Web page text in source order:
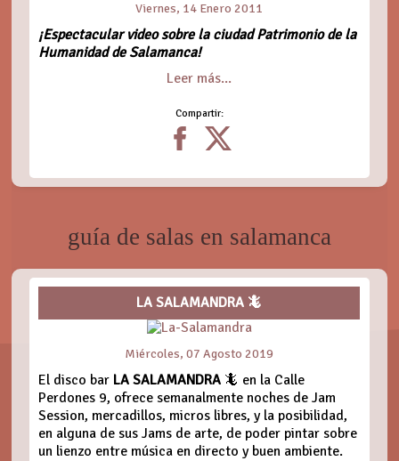
Viernes, 14 Enero 2011
¡Espectacular video sobre la ciudad Patrimonio de la
Humanidad de Salamanca!
Leer más...
Compartir:
guía de salas en salamanca
LA SALAMANDRA 🦎
Miércoles, 07 Agosto 2019
El disco bar LA SALAMANDRA 🦎 en la Calle
Perdones 9, ofrece semanalmente noches de Jam
Session, mercadillos, micros libres, y la posibilidad,
en alguna de sus Jams de arte, de poder pintar sobre
un lienzo entre música en directo y buen ambiente.